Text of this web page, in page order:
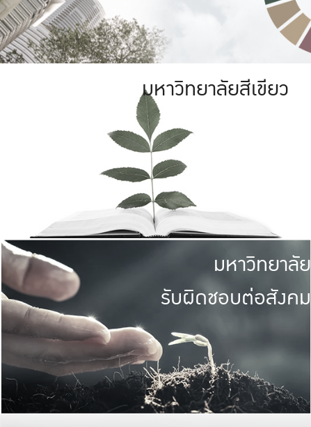
มหาวิทยาลัยสีเขียว
มหาวิทยาลัย
รับผิดชอบต่อสังคม